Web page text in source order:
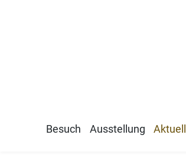
Besuch Ausstellung Aktuell